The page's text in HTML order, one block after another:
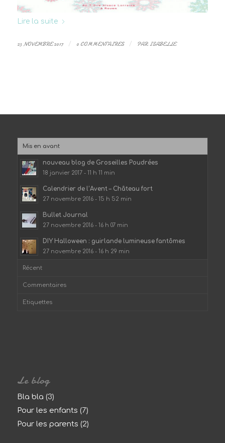
Lire la suite
23 NOVEMBRE 2017 / 0 COMMENTAIRES / PARISABELLE
Mis en avant
nouveau blog de Groseilles Poudrées
18 janvier 2017 - 11 h 11 min
Calendrier de l’Avent – Château fort
27 novembre 2016 - 15 h 52 min
Bullet Journal
27 novembre 2016 - 16 h 07 min
DIY Halloween : guirlande lumineuse fantômes
27 novembre 2016 - 16 h 29 min
Récent
Commentaires
Etiquettes
Le blog
Bla bla (3)
Pour les enfants (7)
Pour les parents (2)